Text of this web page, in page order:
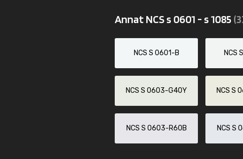
Annat NCS s 0601 - s 1085
NCS S 0601-B NCS
NCS S 0603-G40Y NCS S
NCS S 0603-R60B NCS S